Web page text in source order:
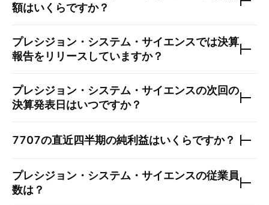
額はいくらですか？
プレシジョン・システム・サイエンスでは決算
報告をリリースしていますか？
プレシジョン・システム・サイエンスの次回の
決算発表日はいつですか？
7707の直近四半期の純利益はいくらですか？
プレシジョン・システム・サイエンスの従業員
数は？